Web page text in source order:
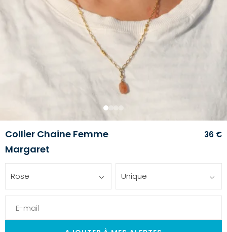
1 234
Collier Chaîne Femme
Margaret
36 €
Rose Unique